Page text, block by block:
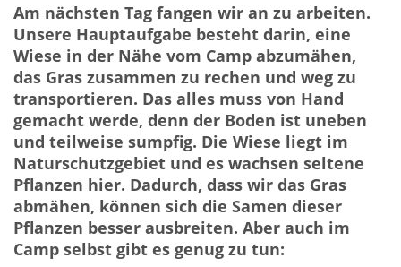
Am nächsten Tag fangen wir an zu arbeiten.
Unsere Hauptaufgabe besteht darin, eine
Wiese in der Nähe vom Camp abzumähen,
das Gras zusammen zu rechen und weg zu
transportieren. Das alles muss von Hand
gemacht werde, denn der Boden ist uneben
und teilweise sumpfig. Die Wiese liegt im
Naturschutzgebiet und es wachsen seltene
Pflanzen hier. Dadurch, dass wir das Gras
abmähen, können sich die Samen dieser
Pflanzen besser ausbreiten. Aber auch im
Camp selbst gibt es genug zu tun: